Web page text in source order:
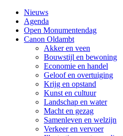
Nieuws
Agenda
Open Monumentendag
Canon Oldambt
Akker en veen
Bouwstijl en bewoning
Economie en handel
Geloof en overtuiging
Krijg en opstand
Kunst en cultuur
Landschap en water
Macht en gezag
Samenleven en welzijn
Verkeer en vervoer